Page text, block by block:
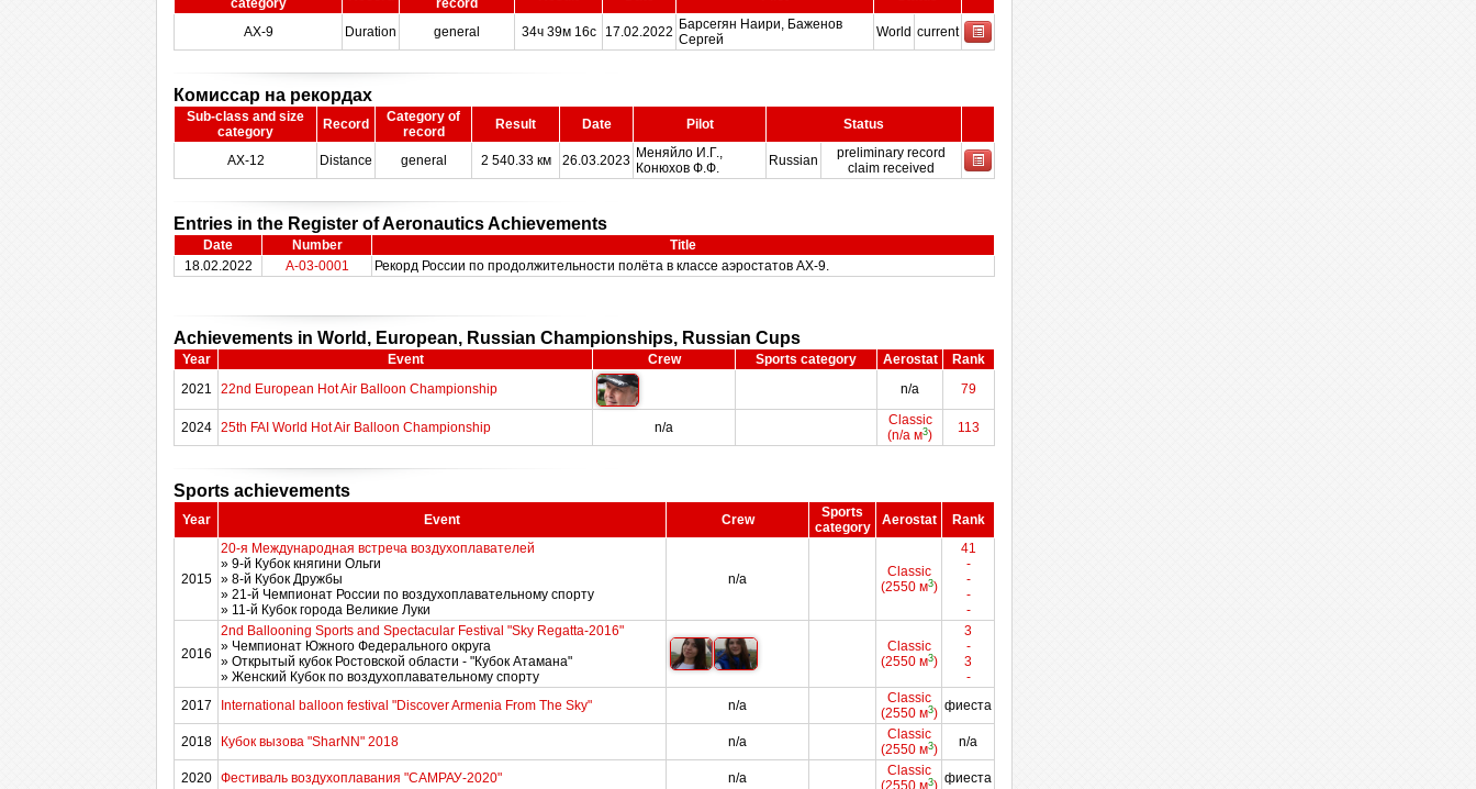
category
record
AX-9 Duration general 34ч 39м 16с 17.02.2022 Барсегян Наири, Баженов
Сергей
World current
Комиссар на рекордах
Sub-class and size
category
Record
Category of
record
Result Date Pilot Status
AX-12 Distance general 2 540.33 км 26.03.2023 Меняйло И.Г.,
Конюхов Ф.Ф.
Russian
preliminary record
claim received
Entries in the Register of Aeronautics Achievements
Date Number
Title
18.02.2022
A-03-0001 Рекорд России по продолжительности полёта в классе аэростатов AX-9.
Achievements in World, European, Russian Championships, Russian Cups
Year Event Crew Sports category Aerostat
Rank
2021
22nd European Hot Air Balloon Championship n/a 79
2024 25th FAI World Hot Air Balloon Championship n/a
Classic
(n/a м3) 113
Sports achievements
Year Event Crew
Sports
category
Aerostat Rank
2015
20-я Международная встреча воздухоплавателей
» 9-й Кубок княгини Ольги
» 8-й Кубок Дружбы
» 21-й Чемпионат России по воздухоплавательному спорту
» 11-й Кубок города Великие Луки
n/a
Classic
(2550 м3)
41
-
-
-
-
2016
2nd Ballooning Sports and Spectacular Festival "Sky Regatta-2016"
» Чемпионат Южного Федерального округа
» Открытый кубок Ростовской области - "Кубок Атамана"
» Женский Кубок по воздухоплавательному спорту
Classic
(2550 м3)
3
-
3
-
2017
International balloon festival "Discover Armenia From The Sky" n/a
Classic
(2550 м3) фиеста
2018 Кубок вызова "SharNN" 2018 n/a
Classic
(2550 м3) n/a
2020 Фестиваль воздухоплавания "САМРАУ-2020" n/a
Classic
(2550 м3) фиеста